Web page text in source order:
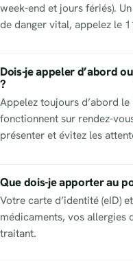
week-end et jours fériés).
de danger vital, appelez le
Dois-je appeler d’abord
?
Appelez toujours d’abord
fonctionnent sur rendez-
présenter et évitez les
Que dois-je apporter au
Votre carte d’identité (eID)
médicaments, vos allergies
traitant.